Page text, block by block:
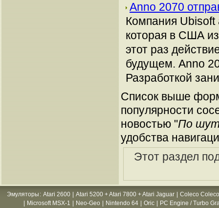
Anno 2070
Компания Ubisoft
которая в США
этот раз
будущем. Anno
Разработкой
Список выше
популярности
новостью "По
удобства
Этот раздел
Эмуляторы : Atari 2600 Atari 5200 + Atari 7800 + Atari Jaguar
Coleco
Microsoft MSX-1 Neo-Geo Nintendo 64 Oric
PC Engine / Turbo